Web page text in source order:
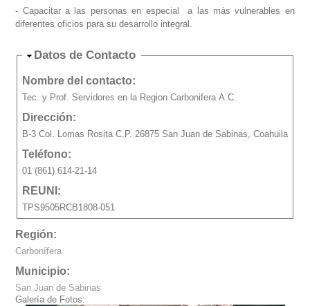
- Capacitar a las personas en especial a las más vulnerables en
diferentes oficios para su desarrollo integral.
Ocultar
Datos de Contacto
Nombre del contacto:
Tec. y Prof. Servidores en la Region Carbonifera A.C.
Dirección:
B-3 Col. Lomas Rosita C.P. 26875 San Juan de Sabinas, Coahuila
Teléfono:
01 (861) 614-21-14
REUNI:
TPS9505RCB1808-051
Región:
Carbonífera
Municipio:
San Juan de Sabinas
Galería de Fotos: